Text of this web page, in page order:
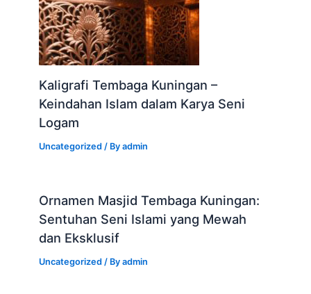
Kaligrafi Tembaga Kuningan –
Keindahan Islam dalam Karya Seni
Logam
Uncategorized / Byadmin
Ornamen Masjid Tembaga Kuningan:
Sentuhan Seni Islami yang Mewah
dan Eksklusif
Uncategorized / Byadmin